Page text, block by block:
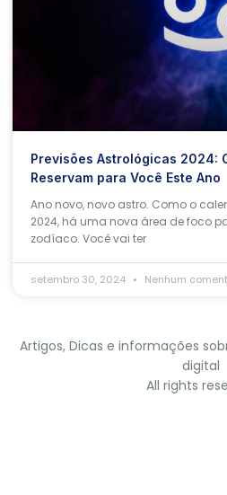
Previsões Astrológicas 2024:
Reservam para Você Este Ano
Ano novo, novo astro. Como o
2024, há uma nova área de foco
zodíaco. Você vai ter
setembro 30, 2024 Nenhum
Artigos, Dicas e informações
digital
All rights